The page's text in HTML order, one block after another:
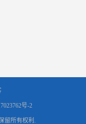
号-2
留所有权利.